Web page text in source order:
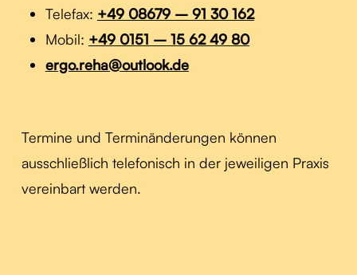
Telefax: +49 08679 – 91 30 162
Mobil: +49 0151 – 15 62 49 80
ergo.reha@outlook.de
Termine und Terminänderungen können
ausschließlich telefonisch in der jeweiligen Praxis
vereinbart werden.